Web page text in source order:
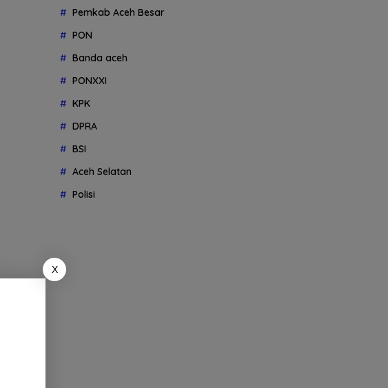
Pemkab Aceh Besar
PON
Banda aceh
PONXXI
KPK
DPRA
BSI
Aceh Selatan
Polisi
X